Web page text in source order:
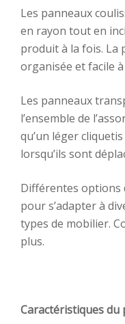
Les panneaux
en rayon tout en
produit à la fois. La
organisée et facile
Les panneaux
l’ensemble de
qu’un léger
lorsqu’ils sont
Différentes options
pour s’adapter à
types de mobilier.
plus.
Caractéristiques du